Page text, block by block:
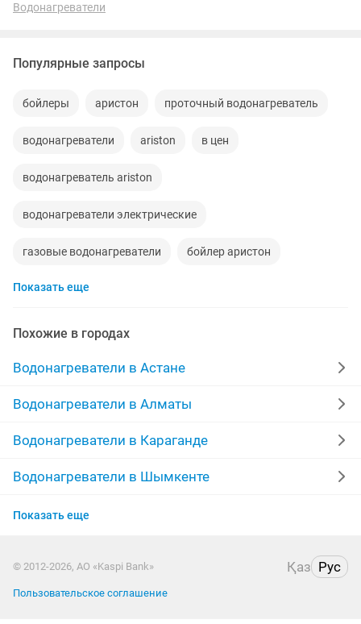
Водонагреватели
Популярные запросы
бойлеры аристон проточный водонагреватель
водонагреватели ariston в цен
водонагреватель ariston
водонагреватели электрические
газовые водонагреватели бойлер аристон
водонагреватели новые
доставка боллер воды
электрический арестон
ariston бойлер бойлеры бу
бойлер для хорошем качестве
водонагреватель проточный электрический
Показать еще
Похожие в городах
Водонагреватели в Астане
Водонагреватели в Алматы
Водонагреватели в Караганде
Водонагреватели в Шымкенте
Водонагреватели в Актобе
Водонагреватели в Павлодаре
Показать еще
© 2012-2026, АО «Kaspi Bank» Қаз Рус
Пользовательское соглашение